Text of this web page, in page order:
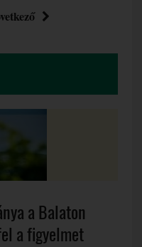
a Balaton
a figyelmet